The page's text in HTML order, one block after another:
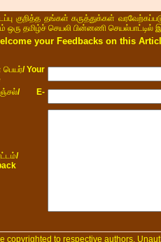
குறித்த தங்கள் கருத்துக்கள்
ஒரு தமிழ்ச் செயலி பின்னணி செயல்பாட்டில்
your Feedbacks on this
/ Your
/ E-
/
copyrighted to respective authors.